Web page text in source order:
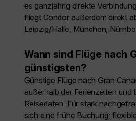
es ganzjährig direkte
fliegt Condor außerdem direkt
Leipzig/Halle, München,
Wann sind Flüge nach
günstigsten?
Günstige Flüge nach Gran
außerhalb der Ferienzeiten und
Reisedaten. Für stark
sich eine frühe Buchung;